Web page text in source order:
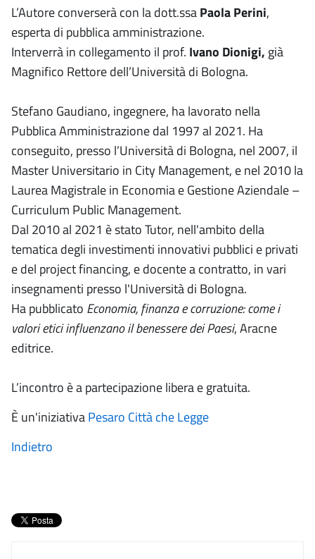
L’Autore converserà con la dott.ssaPaola Perini,
esperta di pubblica amministrazione.
Interverrà in collegamento il prof. Ivano Dionigi, già
Magnifico Rettore dell’Università di Bologna.
Stefano Gaudiano, ingegnere, ha lavorato nella
Pubblica Amministrazione dal 1997 al 2021. Ha
conseguito, presso l’Università di Bologna, nel 2007, il
Master Universitario in City Management, e nel 2010 la
Laurea Magistrale in Economia e Gestione Aziendale –
Curriculum Public Management.
Dal 2010 al 2021 è stato Tutor, nell'ambito della
tematica degli investimenti innovativi pubblici e privati
e del project financing, e docente a contratto, in vari
insegnamenti presso l'Università di Bologna.
Ha pubblicato Economia, finanza e corruzione: come i
valori etici influenzano il benessere dei Paesi, Aracne
editrice.
L’incontro è a partecipazione libera e gratuita.
È un'iniziativaPesaro Città che Legge
Indietro